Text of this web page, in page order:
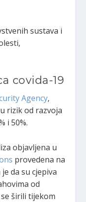
sustava i
covida-19
Agency,
rizik od razvoja
i 50%.
objavljena u
provedena na
da su cjepiva
od
širili tijekom